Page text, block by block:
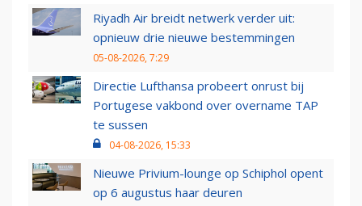
Riyadh Air breidt netwerk verder uit:
opnieuw drie nieuwe bestemmingen
05-08-2026, 7:29
Directie Lufthansa probeert onrust bij
Portugese vakbond over overname TAP
te sussen
04-08-2026, 15:33
Nieuwe Privium-lounge op Schiphol opent
op 6 augustus haar deuren